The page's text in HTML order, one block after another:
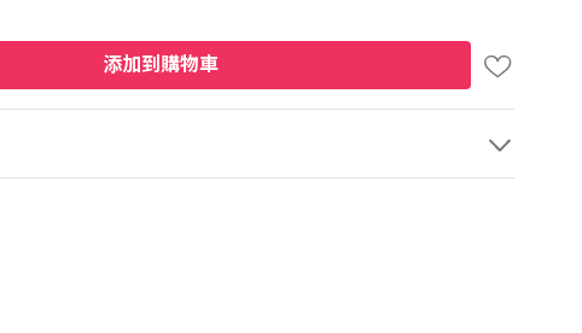
添加到購物車